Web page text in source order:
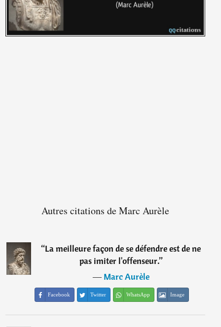
Autres citations de Marc Aurèle
“La meilleure façon de se défendre est de ne
pas imiter l'offenseur.”
―Marc Aurèle
Facebook Twitter WhatsApp Image